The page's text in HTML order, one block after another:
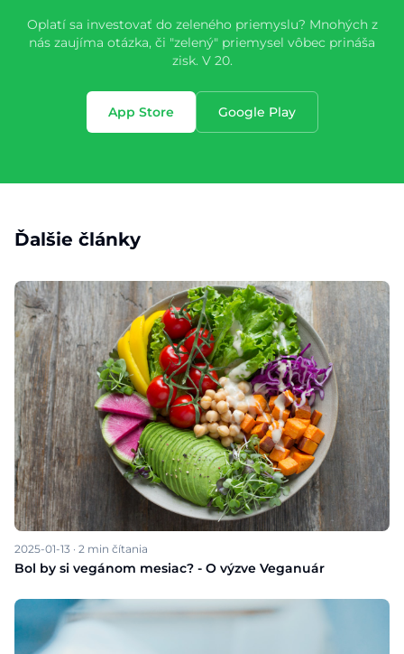
Oplatí sa investovať do zeleného priemyslu? Mnohých z
nás zaujíma otázka, či "zelený" priemysel vôbec prináša
zisk. V 20.
App Store Google Play
Ďalšie články
2025-01-13 · 2 min čítania
Bol by si vegánom mesiac? - O výzve Veganuár